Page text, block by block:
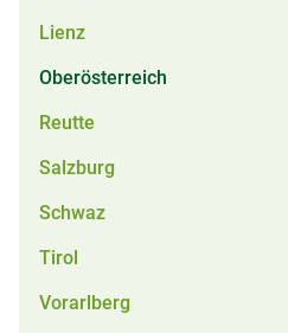
Lienz
Oberösterreich
Reutte
Salzburg
Schwaz
Tirol
Vorarlberg